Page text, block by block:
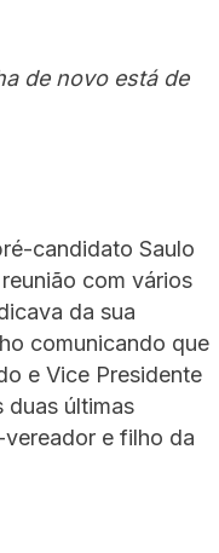
de novo está de
candidato Saulo
com vários
da sua
comunicando que
e Vice Presidente
duas últimas
e filho da